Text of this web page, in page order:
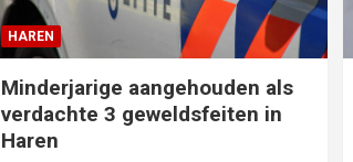
HAREN
Minderjarige aangehouden als
verdachte 3 geweldsfeiten in
Haren